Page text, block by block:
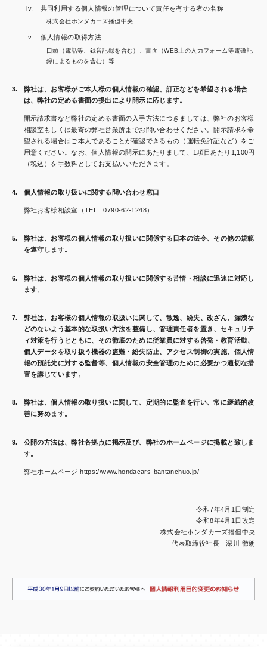
共同利用する個人情報の管理について責任を有する者の名称
株式会社ホンダカーズ播但中央
個人情報の取得方法
口頭（電話等、録音記録を含む）、書面（WEB上の入力フォーム等電磁記
録によるものを含む）等
弊社は、お客様がご本人様の個人情報の確認、訂正などを希望される場合
は、弊社の定める書面の提出により開示に応じます。
開示請求書など弊社の定める書面の入手方法につきましては、弊社のお客様
相談室もしくは最寄の弊社営業所までお問い合わせください。開示請求を希
望される場合はご本人であることが確認できるもの（運転免許証など）をご
用意ください。なお、個人情報の開示にあたりまして、1項目あたり1,100円
（税込）を手数料としてお支払いいただきます。
個人情報の取り扱いに関する問い合わせ窓口
弊社お客様相談室（TEL : 0790-62-1248）
弊社は、お客様の個人情報の取り扱いに関係する日本の法令、その他の規範
を遵守します。
弊社は、お客様の個人情報の取り扱いに関係する苦情・相談に迅速に対応し
ます。
弊社は、お客様の個人情報の取扱いに関して、散逸、紛失、改ざん、漏洩な
どのないよう基本的な取扱い方法を整備し、管理責任者を置き、セキュリテ
ィ対策を行うとともに、その徹底のために従業員に対する啓発・教育活動、
個人データを取り扱う機器の盗難・紛失防止、アクセス制御の実施、個人情
報の預託先に対する監督等、個人情報の安全管理のために必要かつ適切な措
置を講じています。
弊社は、個人情報の取り扱いに関して、定期的に監査を行い、常に継続的改
善に努めます。
公開の方法は、弊社各拠点に掲示及び、弊社のホームページに掲載と致しま
す。
弊社ホームページhttps://www.hondacars-bantanchuo.jp/
令和7年4月1日制定
令和8年4月1日改定
株式会社ホンダカーズ播但中央
代表取締役社長 深川 徹朗